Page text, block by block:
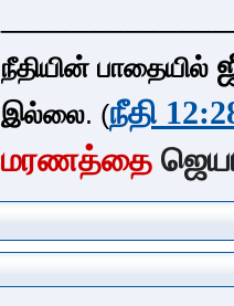
நீதியின் பாதையில்
இல்லை. (நீதி
மரணத்தை